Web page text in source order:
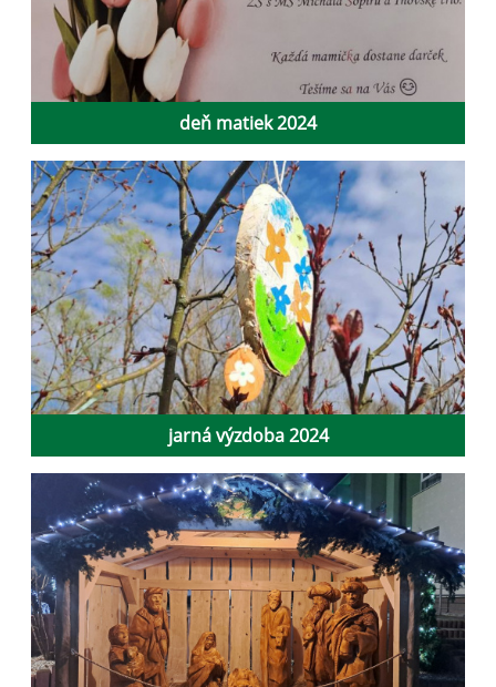
deň matiek 2024
jarná výzdoba 2024